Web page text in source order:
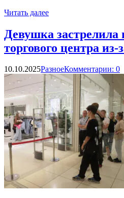
Читать далее
Девушка застрелила
торгового центра из-
10.10.2025РазноеКомментарии: 0